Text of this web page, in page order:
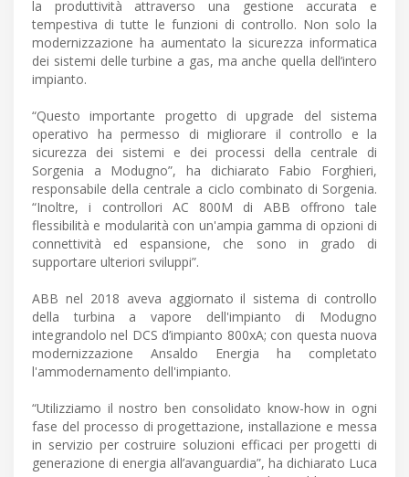
la produttività attraverso una gestione accurata e
tempestiva di tutte le funzioni di controllo. Non solo la
modernizzazione ha aumentato la sicurezza informatica
dei sistemi delle turbine a gas, ma anche quella dell’intero
impianto.
“Questo importante progetto di upgrade del sistema
operativo ha permesso di migliorare il controllo e la
sicurezza dei sistemi e dei processi della centrale di
Sorgenia a Modugno”, ha dichiarato Fabio Forghieri,
responsabile della centrale a ciclo combinato di Sorgenia.
“Inoltre, i controllori AC 800M di ABB offrono tale
flessibilità e modularità con un'ampia gamma di opzioni di
connettività ed espansione, che sono in grado di
supportare ulteriori sviluppi”.
ABB nel 2018 aveva aggiornato il sistema di controllo
della turbina a vapore dell'impianto di Modugno
integrandolo nel DCS d’impianto 800xA; con questa nuova
modernizzazione Ansaldo Energia ha completato
l'ammodernamento dell'impianto.
“Utilizziamo il nostro ben consolidato know-how in ogni
fase del processo di progettazione, installazione e messa
in servizio per costruire soluzioni efficaci per progetti di
generazione di energia all’avanguardia”, ha dichiarato Luca